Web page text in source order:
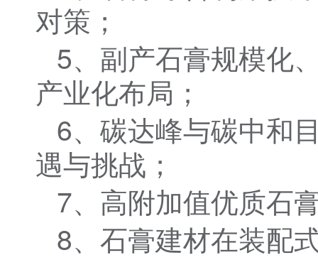
对策；
5、副产石膏规模化
产业化布局；
6、碳达峰与碳中和
遇与挑战；
7、高附加值优质石
8、石膏建材在装配